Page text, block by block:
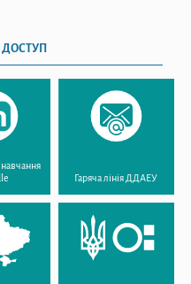
Гаряча лінія ДДАЕУ